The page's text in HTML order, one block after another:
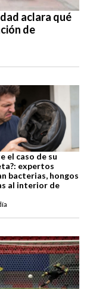
aclara qué
de
el caso de su
expertos
bacterias, hongos
al interior de